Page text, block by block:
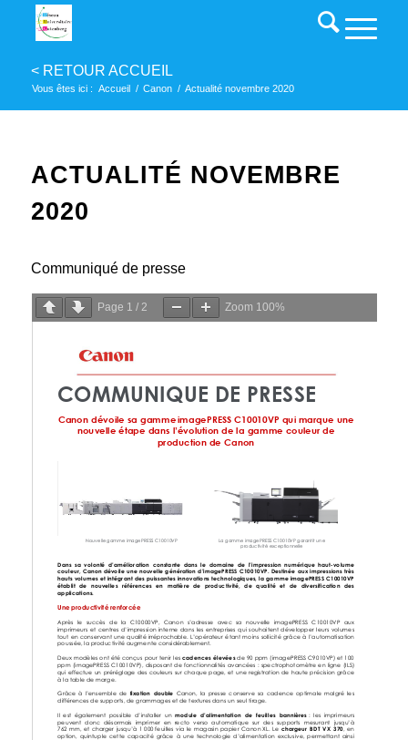
Vous êtes ici : Accueil / Canon / Actualité novembre 2020
ACTUALITÉ NOVEMBRE
2020
Communiqué de presse
Page 1 / 2 Zoom 100%